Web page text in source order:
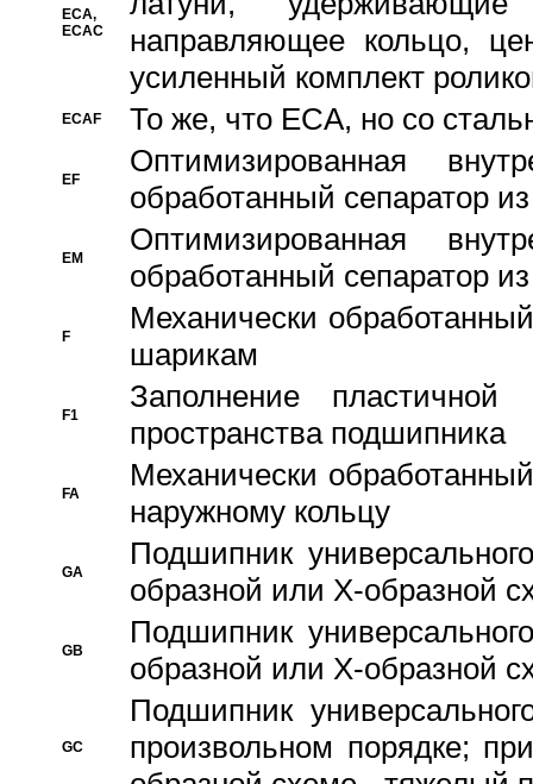
ECA,
ECAC
направляющее кольцо,
усиленный комплект
ECAF То же, что ECA, но со
EF
Оптимизированная
обработанный сепаратор
EM
Оптимизированная
обработанный сепаратор
F
Механически
шарикам
F1
Заполнение
пространства подшипника
FA
Механически
наружному кольцу
GA
Подшипник
образной или Х-образной
GB
Подшипник
образной или Х-образной
GC
Подшипник
произвольном порядке;